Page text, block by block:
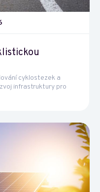
cyklostezek a
infrastruktury pro